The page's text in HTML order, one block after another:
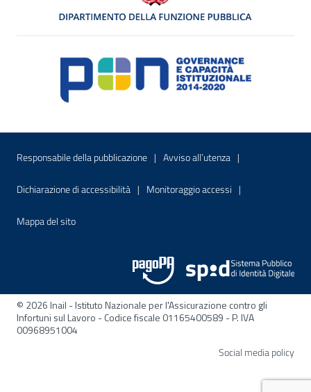
Menu di servizio
Responsabile della pubblicazione Sito interno - Apre in una nuova
Avviso all’utenza Sito interno -
Dichiarazione di accessibilità Sito interno - Apre in una nuova finestra
Monitoraggio accessi Sito interno -
Mappa del sitoSito interno - Apre nella stessa finestra
© 2026 Inail - Istituto Nazionale per l'Assicurazione contro gli
Infortuni sul Lavoro - Codice fiscale 01165400589 - P. IVA
00968951004
Social media policy